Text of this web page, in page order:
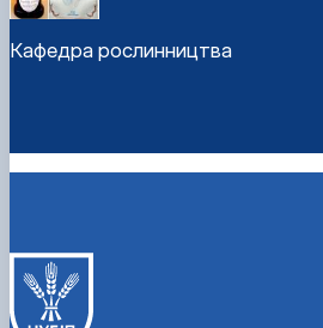
Кафедра рослинництва